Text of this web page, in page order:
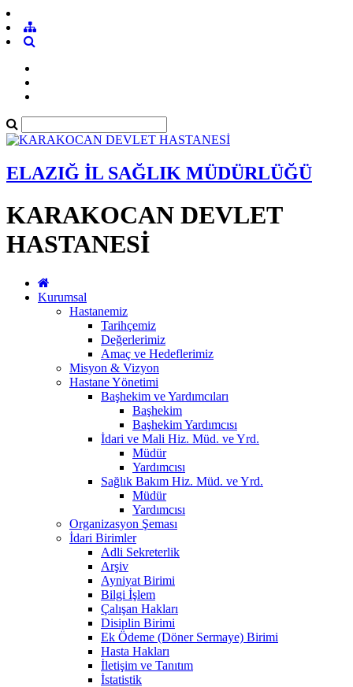
ELAZIĞ İL SAĞLIK MÜDÜRLÜĞÜ
KARAKOCAN DEVLET
HASTANESİ
Kurumsal
Hastanemiz
Tarihçemiz
Değerlerimiz
Amaç ve Hedeflerimiz
Misyon & Vizyon
Hastane Yönetimi
Başhekim ve Yardımcıları
Başhekim
Başhekim Yardımcısı
İdari ve Mali Hiz. Müd. ve Yrd.
Müdür
Yardımcısı
Sağlık Bakım Hiz. Müd. ve Yrd.
Müdür
Yardımcısı
Organizasyon Şeması
İdari Birimler
Adli Sekreterlik
Arşiv
Ayniyat Birimi
Bilgi İşlem
Çalışan Hakları
Disiplin Birimi
Ek Ödeme (Döner Sermaye) Birimi
Hasta Hakları
İletişim ve Tanıtım
İstatistik